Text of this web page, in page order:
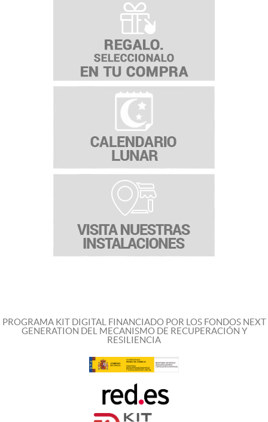
PROGRAMA KIT DIGITAL FINANCIADO POR LOS FONDOS NEXT
GENERATION DEL MECANISMO DE RECUPERACIÓN Y
RESILIENCIA